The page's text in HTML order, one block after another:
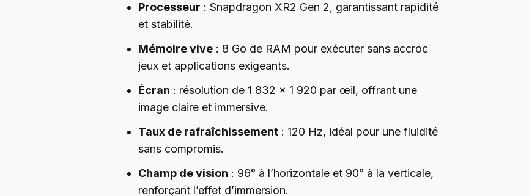
Processeur : Snapdragon XR2 Gen 2, garantissant rapidité
et stabilité.
Mémoire vive : 8 Go de RAM pour exécuter sans accroc
jeux et applications exigeants.
Écran : résolution de 1 832 x 1 920 par œil, offrant une
image claire et immersive.
Taux de rafraîchissement : 120 Hz, idéal pour une fluidité
sans compromis.
Champ de vision : 96° à l’horizontale et 90° à la verticale,
renforçant l’effet d’immersion.